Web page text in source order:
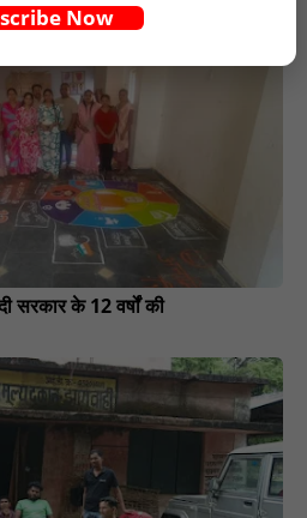
सरकार के 12 वर्षों की
Now